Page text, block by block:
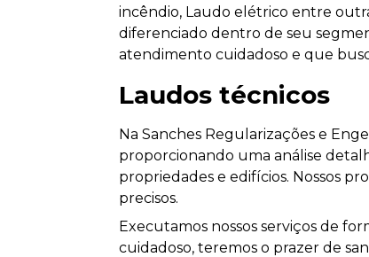
incêndio, Laudo elétrico entre
diferenciado dentro de seu
atendimento cuidadoso e que
Laudos técnicos
Na Sanches Regularizações e
proporcionando uma análise
propriedades e edifícios. Nossos
precisos.
Executamos nossos serviços de
cuidadoso, teremos o prazer de